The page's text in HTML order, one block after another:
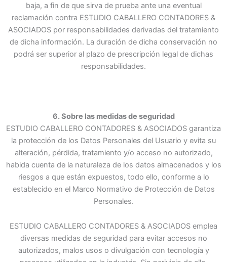
baja, a fin de que sirva de prueba ante una eventual
reclamación contra ESTUDIO CABALLERO CONTADORES &
ASOCIADOS por responsabilidades derivadas del tratamiento
de dicha información. La duración de dicha conservación no
podrá ser superior al plazo de prescripción legal de dichas
responsabilidades.
6. Sobre las medidas de seguridad
ESTUDIO CABALLERO CONTADORES & ASOCIADOS garantiza
la protección de los Datos Personales del Usuario y evita su
alteración, pérdida, tratamiento y/o acceso no autorizado,
habida cuenta de la naturaleza de los datos almacenados y los
riesgos a que están expuestos, todo ello, conforme a lo
establecido en el Marco Normativo de Protección de Datos
Personales.
ESTUDIO CABALLERO CONTADORES & ASOCIADOS emplea
diversas medidas de seguridad para evitar accesos no
autorizados, malos usos o divulgación con tecnología y